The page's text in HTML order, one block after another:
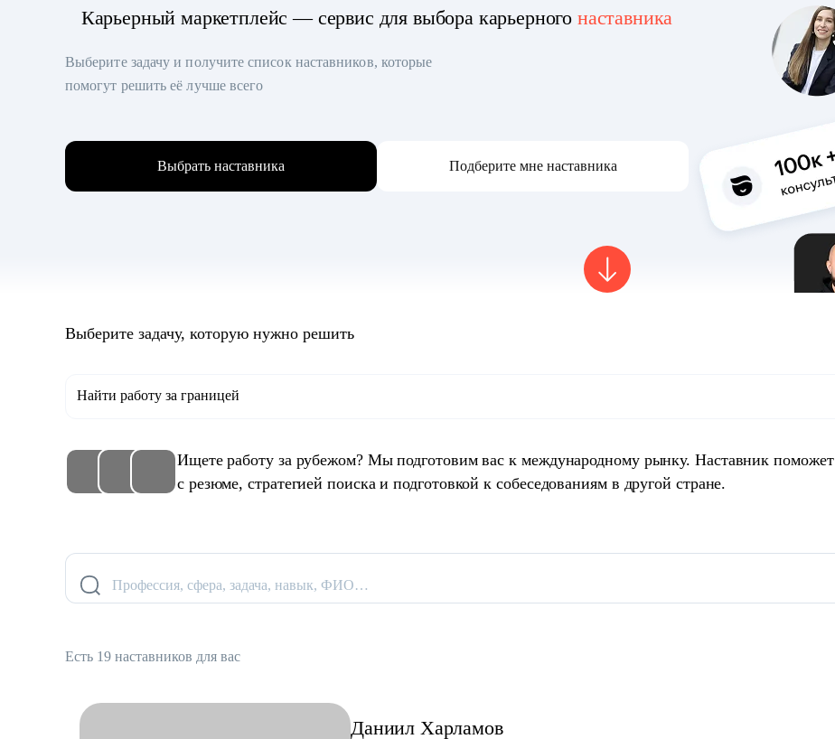
Карьерный маркетплейс — сервис для выбора карьерного наставника
Выберите задачу и получите список наставников, которые
помогут решить её лучше всего
Выбрать наставника Подберите мне наставника
Выберите задачу, которую нужно решить
Найти работу за границей
Ищете работу за рубежом? Мы подготовим вас к международному рынку. Наставник поможет
с резюме, стратегией поиска и подготовкой к собеседованиям в другой стране.
Профессия, сфера, задача, навык, ФИО…
Есть 19 наставников для вас
Даниил Харламов